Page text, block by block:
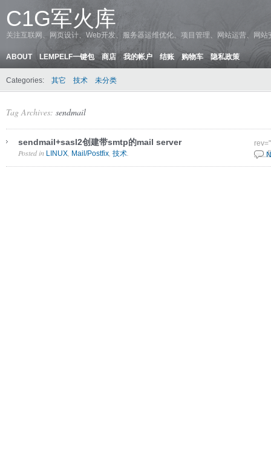
C1G军火库
关注互联网、网页设计、Web开发、服务器运维优化、项目管理、网站运营、网
ABOUT LEMPELF一键包 商店 我的帐户 结账 购物车 隐私政策
Categories: 其它 技术 未分类
Tag Archives: sendmail
sendmail+sasl2创建带smtp的mail server
5 3
Posted in LINUX Mail/Postfix 技术